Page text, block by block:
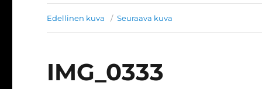
Edellinen kuva Seuraava kuva
IMG_0333